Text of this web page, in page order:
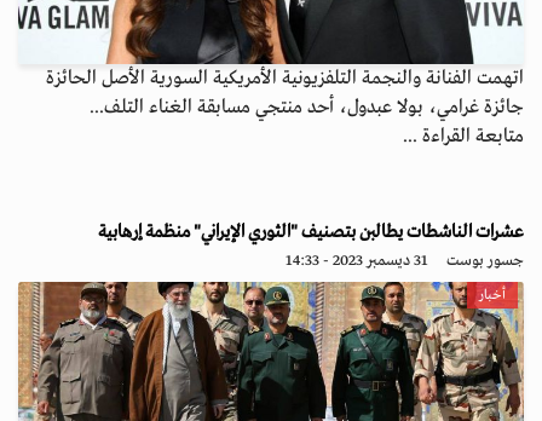
اتهمت الفنانة والنجمة التلفزيونية الأمريكية السورية الأصل الحائزة
جائزة غرامي، بولا عبدول، أحد منتجي مسابقة الغناء التلف...
متابعة القراءة ...
عشرات الناشطات يطالبن بتصنيف "الثوري الإيراني" منظمة إرهابية
جسور بوست 31 ديسمبر 2023 - 14:33
أخبار